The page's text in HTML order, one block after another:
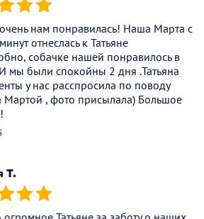
(*) (*)
очень нам понравилась! Наша Марта с
отнеслась к Татьяне
собачке нашей понравилось в
И мы были спокойны 2 дня .Татьяна
у нас расспросила по поводу
Мартой , фото присылала) Большое
Т.
(*) (*)